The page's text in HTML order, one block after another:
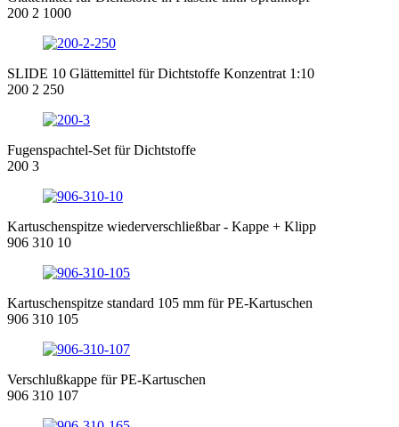
200 2 1000
SLIDE 10 Glättemittel für Dichtstoffe Konzentrat 1:10
200 2 250
Fugenspachtel-Set für Dichtstoffe
200 3
Kartuschenspitze wiederverschließbar - Kappe + Klipp
906 310 10
Kartuschenspitze standard 105 mm für PE-Kartuschen
906 310 105
Verschlußkappe für PE-Kartuschen
906 310 107